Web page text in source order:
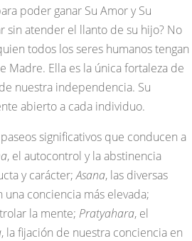
poder ganar Su Amor y Su
sin atender el llanto de su hijo? No
todos los seres humanos tengan
Madre. Ella es la única fortaleza de
nuestra independencia. Su
abierto a cada individuo.
significativos que conducen a
, el autocontrol y la abstinencia
y carácter;Asana, las diversas
conciencia más elevada;
la mente; Pratyahara, el
, la fijación de nuestra conciencia en